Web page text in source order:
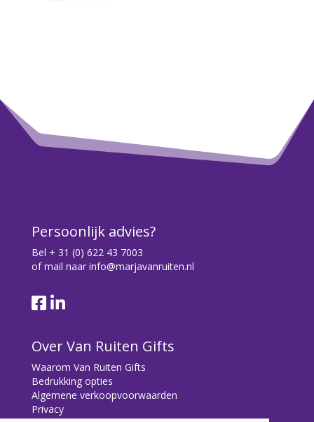
Persoonlijk advies?
Bel + 31 (0) 622 43 7003
of mail naar info@marjavanruiten.nl
Over Van Ruiten Gifts
Waarom Van Ruiten Gifts
Bedrukking opties
Algemene verkoopvoorwaarden
Privacy